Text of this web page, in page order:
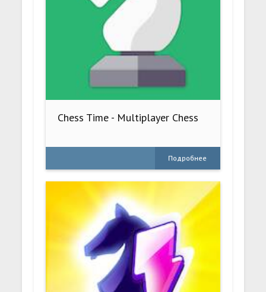
Chess Time - Multiplayer Chess
Подробнее